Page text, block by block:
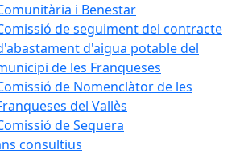
i Benestar
de seguiment del contracte
d'aigua potable del
de les Franqueses
de Nomenclàtor de les
del Vallès
de Sequera
consultius